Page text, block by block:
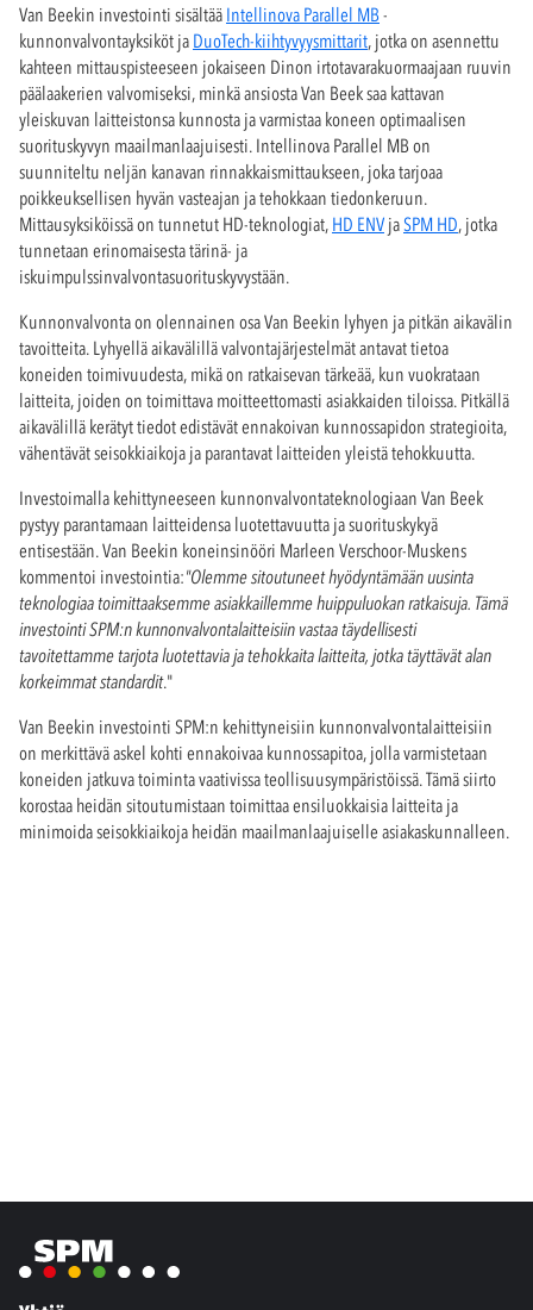
Van Beekin investointi sisältää Intellinova Parallel MB -
kunnonvalvontayksiköt ja DuoTech-kiihtyvyysmittarit, jotka on asennettu
kahteen mittauspisteeseen jokaiseen Dinon irtotavarakuormaajaan ruuvin
päälaakerien valvomiseksi, minkä ansiosta Van Beek saa kattavan
yleiskuvan laitteistonsa kunnosta ja varmistaa koneen optimaalisen
suorituskyvyn maailmanlaajuisesti. Intellinova Parallel MB on
suunniteltu neljän kanavan rinnakkaismittaukseen, joka tarjoaa
poikkeuksellisen hyvän vasteajan ja tehokkaan tiedonkeruun.
Mittausyksiköissä on tunnetut HD-teknologiat, HD ENV jaSPM HD, jotka
tunnetaan erinomaisesta tärinä- ja
iskuimpulssinvalvontasuorituskyvystään.
Kunnonvalvonta on olennainen osa Van Beekin lyhyen ja pitkän aikavälin
tavoitteita. Lyhyellä aikavälillä valvontajärjestelmät antavat tietoa
koneiden toimivuudesta, mikä on ratkaisevan tärkeää, kun vuokrataan
laitteita, joiden on toimittava moitteettomasti asiakkaiden tiloissa. Pitkällä
aikavälillä kerätyt tiedot edistävät ennakoivan kunnossapidon strategioita,
vähentävät seisokkiaikoja ja parantavat laitteiden yleistä tehokkuutta.
Investoimalla kehittyneeseen kunnonvalvontateknologiaan Van Beek
pystyy parantamaan laitteidensa luotettavuutta ja suorituskykyä
entisestään. Van Beekin koneinsinööri Marleen Verschoor-Muskens
kommentoi investointia:"Olemme sitoutuneet hyödyntämään uusinta
teknologiaa toimittaaksemme asiakkaillemme huippuluokan ratkaisuja. Tämä
investointi SPM:n kunnonvalvontalaitteisiin vastaa täydellisesti
tavoitettamme tarjota luotettavia ja tehokkaita laitteita, jotka täyttävät alan
korkeimmat standardit."
Van Beekin investointi SPM:n kehittyneisiin kunnonvalvontalaitteisiin
on merkittävä askel kohti ennakoivaa kunnossapitoa, jolla varmistetaan
koneiden jatkuva toiminta vaativissa teollisuusympäristöissä. Tämä siirto
korostaa heidän sitoutumistaan toimittaa ensiluokkaisia laitteita ja
minimoida seisokkiaikoja heidän maailmanlaajuiselle asiakaskunnalleen.